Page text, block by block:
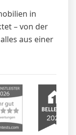
in
– von der
aus einer